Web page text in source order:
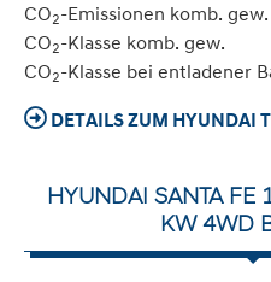
CO2-Emissionen komb. gew.
CO2-Klasse komb. gew.
CO2-Klasse bei entladener
DETAILS ZUM HYUNDAI
HYUNDAI SANTA FE
KW 4WD